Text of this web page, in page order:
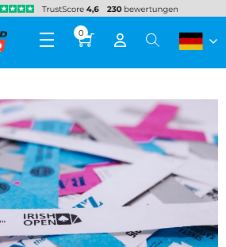
0